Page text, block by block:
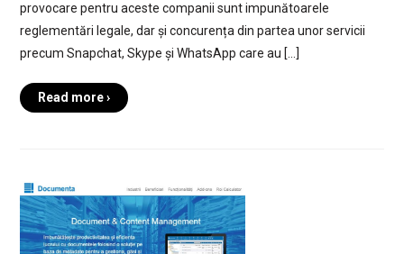
provocare pentru aceste companii sunt impunătoarele
reglementări legale, dar și concurența din partea unor servicii
precum Snapchat, Skype și WhatsApp care au […]
Read more ›